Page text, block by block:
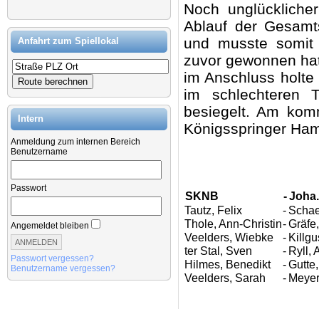
Anfahrt zum Spiellokal
Intern
Anmeldung zum internen Bereich
Benutzername
Passwort
Angemeldet bleiben
Passwort vergessen?
Benutzername vergessen?
Noch
Ablauf der
und musste
zuvor gewonnen
im Anschluss
im schlechteren
besiegelt. Am
Königsspringer
SKNB -
Tautz, Felix
-
Thole, Ann-Christin-
Veelders, Wiebke
-
ter Stal, Sven
- Ryll,
Hilmes, Benedikt
-
Veelders, Sarah
-